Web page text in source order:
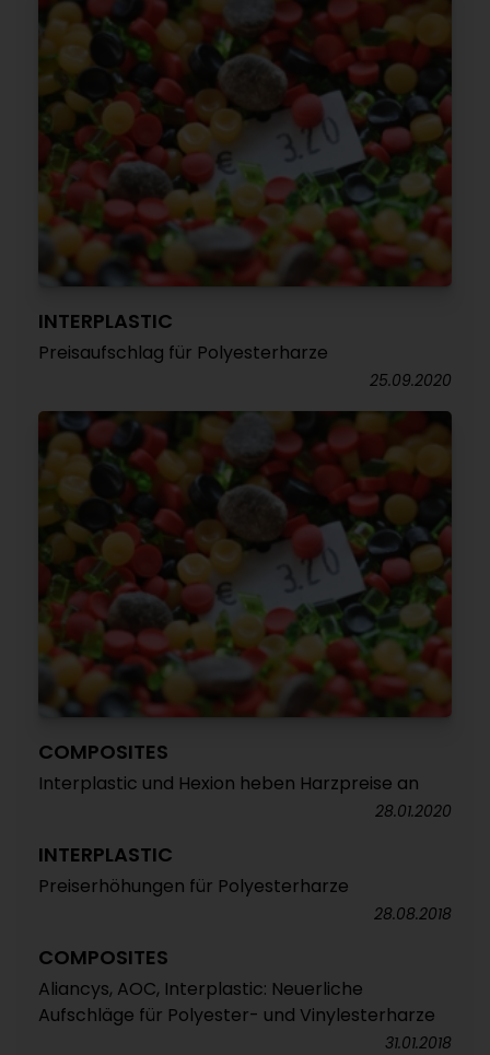
INTERPLASTIC
Preisaufschlag für Polyesterharze
25.09.2020
COMPOSITES
Interplastic und Hexion heben Harzpreise an
28.01.2020
INTERPLASTIC
Preiserhöhungen für Polyesterharze
28.08.2018
COMPOSITES
Aliancys, AOC, Interplastic: Neuerliche
Aufschläge für Polyester- und Vinylesterharze
31.01.2018